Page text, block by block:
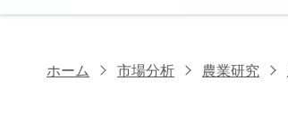
ホーム 市場分析 農業研究